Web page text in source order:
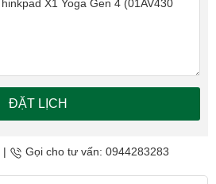
ĐẶT LỊCH
| Gọi cho tư vấn: 0944283283